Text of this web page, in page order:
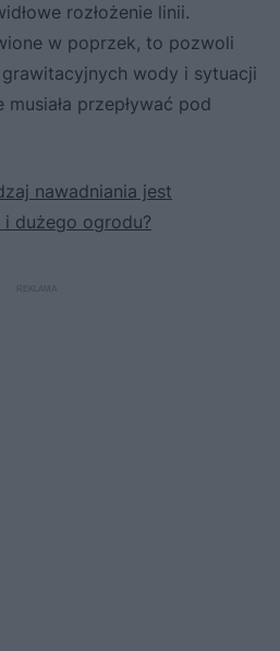
rozłożenie linii.
w poprzek, to pozwoli
wody i sytuacji
przepływać pod
nawadniania jest
i dużego ogrodu?